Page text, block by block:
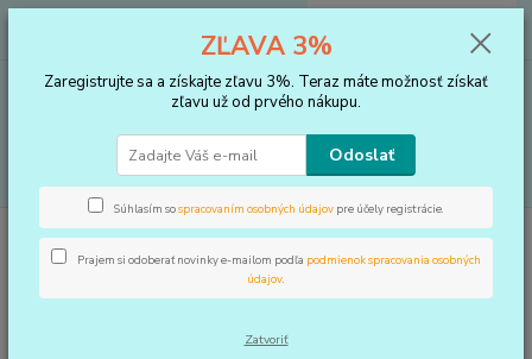
za0 €
Úvod BANDÁŽE Koleno Bandáž kolena elastická, béžová
Bandáž kolena elastická, béžová
ZĽAVA 3%
Zaregistrujte sa a získajte zľavu 3%. Teraz máte možnosť získať
zľavu už od prvého nákupu.
Odoslať
Súhlasím sospracovaním osobných údajov pre účely registrácie.
Prajem si odoberať novinky e-mailom podľa podmienok spracovania osobných
údajov.
Zatvoriť